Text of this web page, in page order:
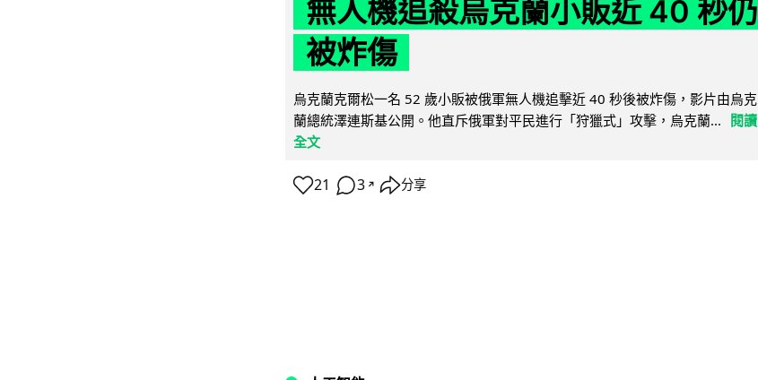
無人機追殺烏克蘭小販近 40 秒仍
被炸傷
烏克蘭克爾松一名 52 歲小販被俄軍無人機追擊近 40 秒後被炸傷，影片由烏克
蘭總統澤連斯基公開。他直斥俄軍對平民進行「狩獵式」攻擊，烏克蘭... 閱讀
全文
21 3 ↗ 分享